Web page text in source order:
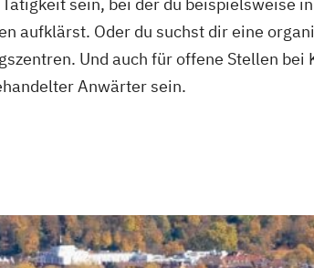
aufklärst. Oder du suchst dir eine
Und auch für offene Stellen
Anwärter sein.